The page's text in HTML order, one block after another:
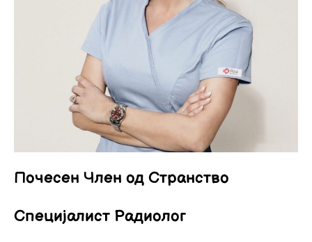
Почесен Член од Странство
Специјалист Радиолог